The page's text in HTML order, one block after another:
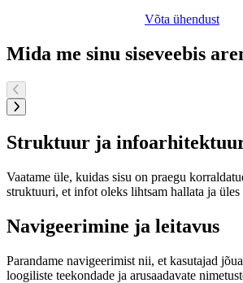
Võta ühendust
Mida me sinu siseveebis
Struktuur ja
Vaatame üle, kuidas sisu on praegu
struktuuri, et infot oleks lihtsam hallata ja üles
Navigeerimine ja leitavus
Parandame navigeerimist nii, et kasutajad
loogiliste teekondade ja arusaadavate